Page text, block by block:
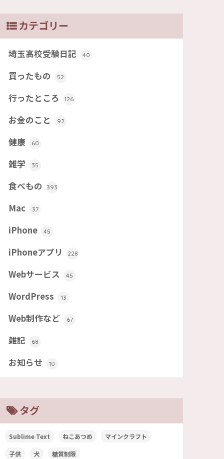
カテゴリー
埼玉高校受験日記 40
買ったもの 52
行ったところ 126
お金のこと 92
健康 60
雑学 35
食べもの 393
Mac 37
iPhone 45
iPhoneアプリ 228
Webサービス 45
WordPress 13
Web制作など 67
雑記 68
お知らせ 10
タグ
Sublime Text ねこあつめ マインクラフト
子供 犬 糖質制限